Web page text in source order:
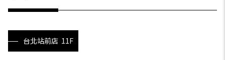
台北站前店 11F